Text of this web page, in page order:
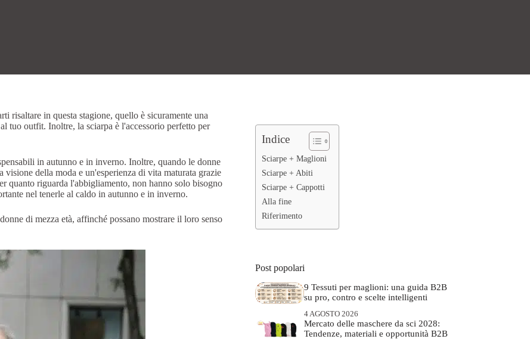
risaltare in questa stagione, quello è sicuramente una
tuo outfit. Inoltre, la sciarpa è l'accessorio perfetto per
in autunno e in inverno. Inoltre, quando le donne
della moda e un'esperienza di vita maturata grazie
quanto riguarda l'abbigliamento, non hanno solo bisogno
nel tenerle al caldo in autunno e in inverno.
di mezza età, affinché possano mostrare il loro senso
Indice
Sciarpe + Maglioni
Sciarpe + Abiti
Sciarpe + Cappotti
Alla fine
Riferimento
Post popolari
9 Tessuti per maglioni: una guida B2B
su pro, contro e scelte intelligenti
4 AGOSTO 2026
Mercato delle maschere da sci 2028:
Tendenze, materiali e opportunità B2B